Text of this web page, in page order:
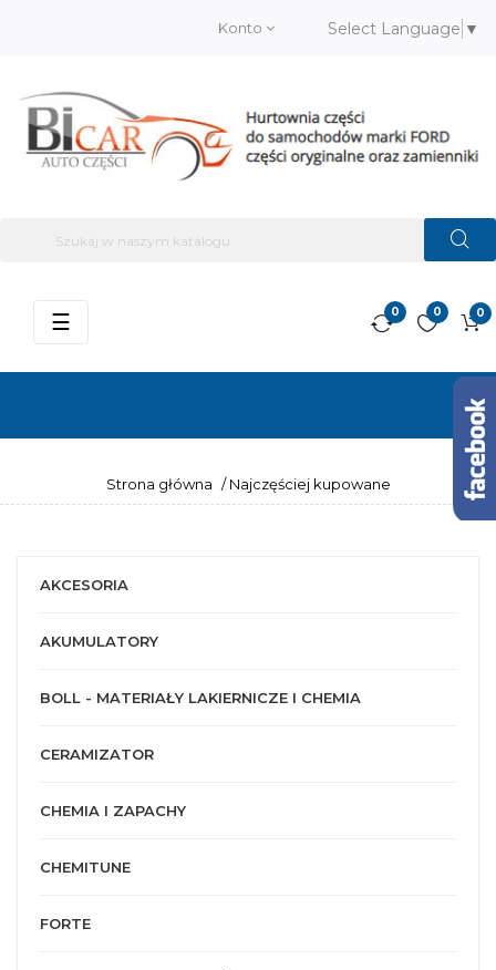
Konto Select Language ▼
0
0
0
Przełącz
☰
Strona główna / Najczęściej kupowane
AKCESORIA
AKUMULATORY
BOLL - MATERIAŁY LAKIERNICZE I CHEMIA
CERAMIZATOR
CHEMIA I ZAPACHY
CHEMITUNE
FORTE